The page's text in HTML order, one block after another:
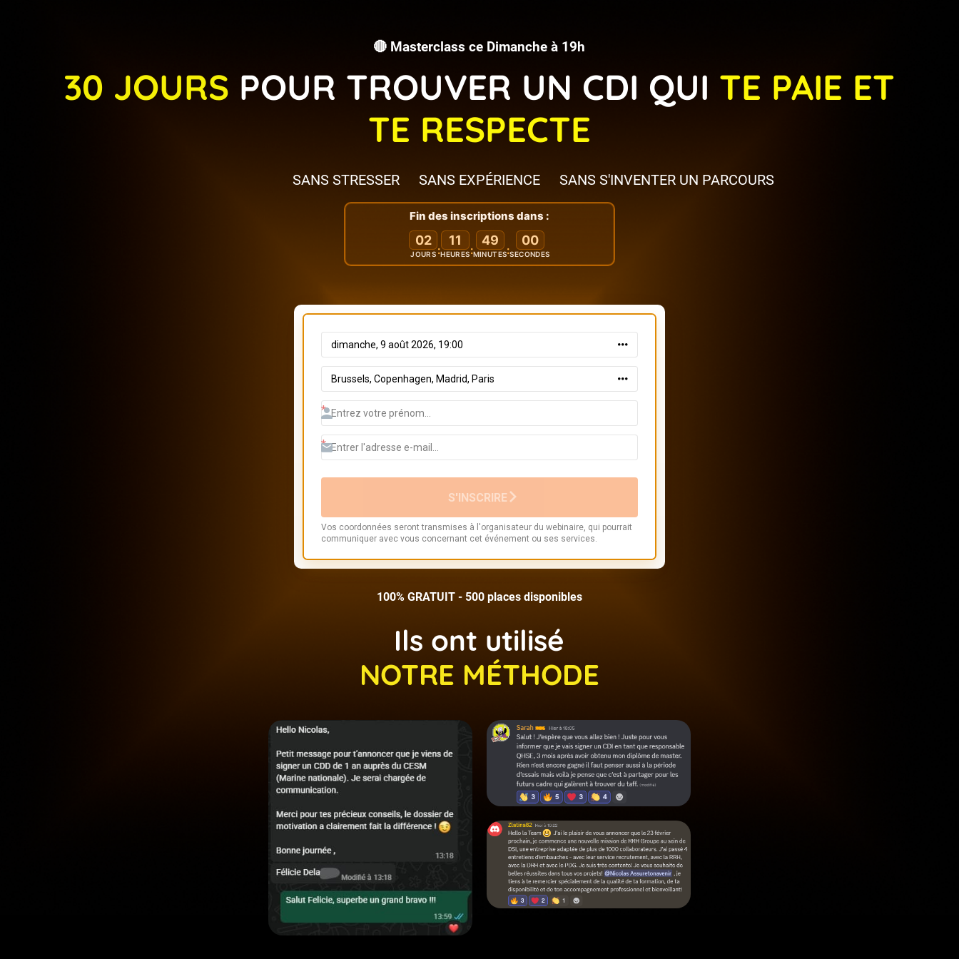
🔴 Masterclass ce Dimanche à 19h
30 JOURS POUR TROUVER UN CDI QUI TE PAIE ET
TE RESPECTE
SANS STRESSER SANS EXPÉRIENCE SANS S'INVENTER UN PARCOURS
Fin des inscriptions dans :
02
JOURS :
11
HEURES:
48
MINUTES:
59
SECONDES
100% GRATUIT - 500 places disponibles
Ils ont utilisé
NOTRE MÉTHODE